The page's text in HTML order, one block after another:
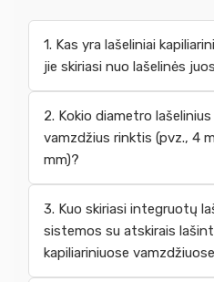
1. Kas yra lašeliniai
jie skiriasi nuo lašelinės
2. Kokio diametro lašelinius
vamzdžius rinktis (pvz., 4
mm)?
3. Kuo skiriasi integruotų
sistemos su atskirais
kapiliariniuose